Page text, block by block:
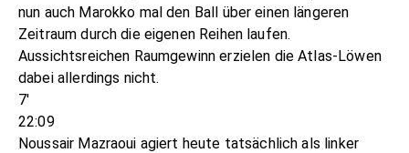
nun auch Marokko mal den Ball über einen längeren
Zeitraum durch die eigenen Reihen laufen.
Aussichtsreichen Raumgewinn erzielen die Atlas-Löwen
dabei allerdings nicht.
7'
22:09
Noussair Mazraoui agiert heute tatsächlich als linker